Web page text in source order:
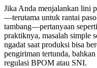
Jika Anda menjalankan lini
—terutama untuk rantai
tambang—pertanyaan
praktiknya, masalah simple
ngadat saat produksi bisa
pengiriman tertunda,
regulasi BPOM atau SNI.